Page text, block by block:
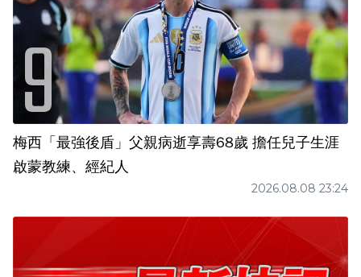
梅西「最強後盾」父親病逝享壽68歲 擔任兒子生涯
啟蒙教練、經紀人
2026.08.08 23:24